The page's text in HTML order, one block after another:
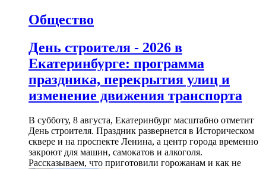
Общество
День строителя - 2026 в
Екатеринбурге: программа
праздника, перекрытия улиц и
изменение движения транспорта
В субботу, 8 августа, Екатеринбург масштабно отметит
День строителя. Праздник развернется в Историческом
сквере и на проспекте Ленина, а центр города временно
закроют для машин, самокатов и алкоголя.
Рассказываем, что приготовили горожанам и как не